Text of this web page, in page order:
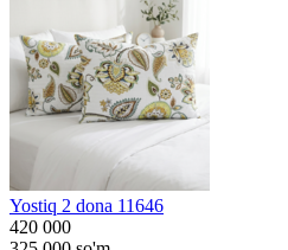
Yostiq 2 dona 11646
420 000